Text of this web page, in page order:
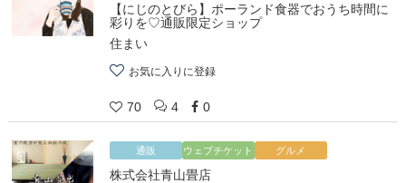
【にじのとびら】ポーランド食器でおうち時間に
彩りを♡通販限定ショップ
住まい
お気に入りに登録
70 4 0
通販 ウェブチケット グルメ
株式会社青山畳店